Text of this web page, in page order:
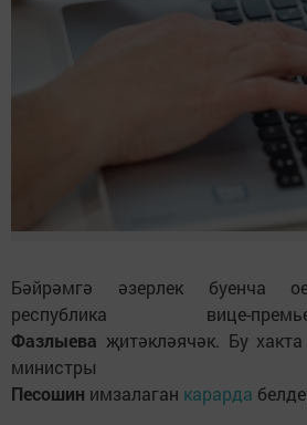
Бәйрәмгә әзерлек буенча
республика вице-
Фазлыева җитәкләячәк. Бу
Песошин имзалаган карарда